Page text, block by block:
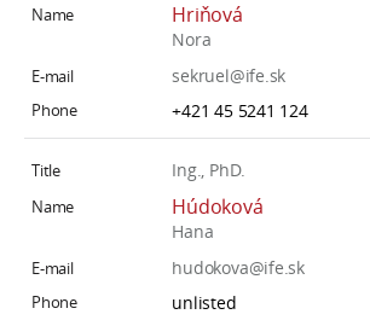
Hriňová
Nora
sekruel@ife.sk
+421 45 5241 124
Ing., PhD.
Húdoková
Hana
hudokova@ife.sk
unlisted